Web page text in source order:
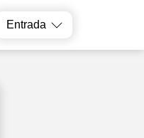
Entrada